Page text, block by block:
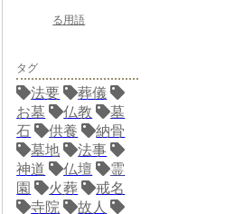
る用語
タグ
法要
葬儀
お墓
仏教
墓
石
供養
納骨
墓地
法事
神道
仏壇
霊
園
火葬
戒名
寺院
故人